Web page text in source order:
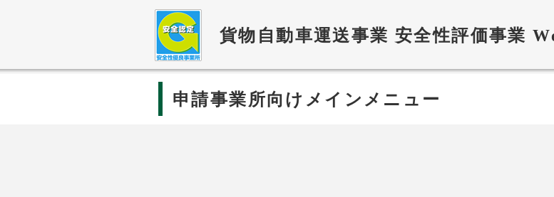
貨物自動車運送事業 安全性評価事業
申請事業所向けメインメニュー